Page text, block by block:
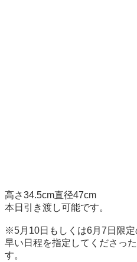
高さ34.5cm直径47cm
本日引き渡し可能です。
※5月10日もしくは6月7日限定
早い日程を指定してくださっ
す。